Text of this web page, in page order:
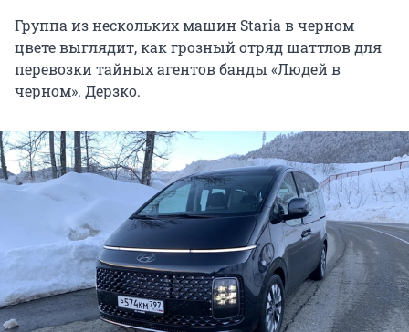
Группа из нескольких машин Staria в черном
цвете выглядит, как грозный отряд шаттлов для
перевозки тайных агентов банды «Людей в
черном». Дерзко.